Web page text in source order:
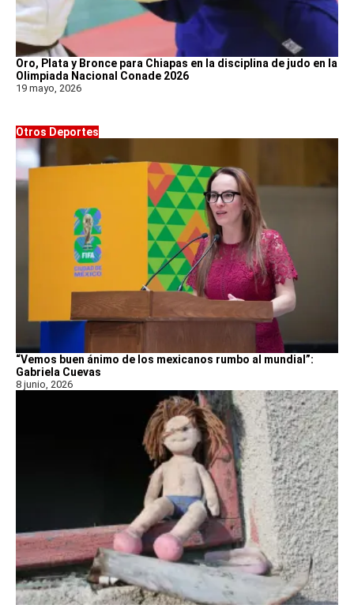
Oro, Plata y Bronce para Chiapas en la disciplina de judo en la
Olimpiada Nacional Conade 2026
19 mayo, 2026
Otros Deportes
“Vemos buen ánimo de los mexicanos rumbo al mundial”:
Gabriela Cuevas
8 junio, 2026